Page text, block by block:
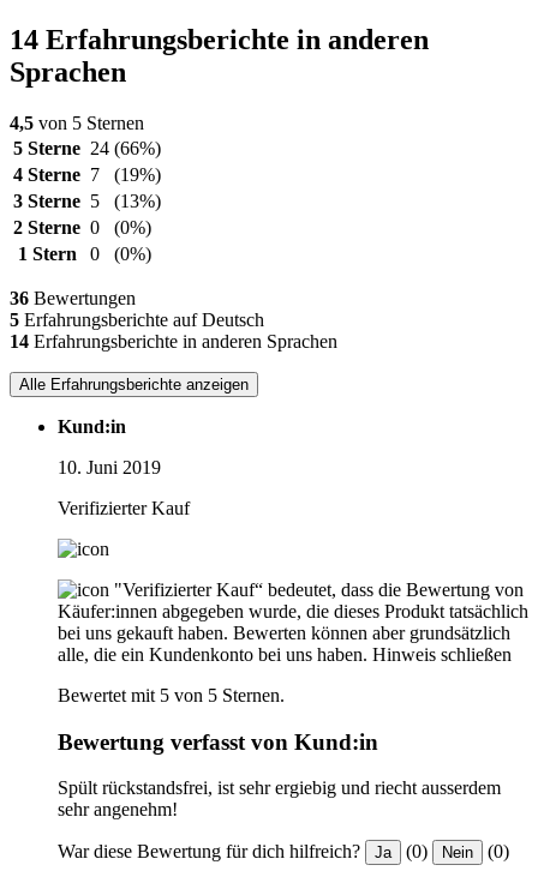
14 Erfahrungsberichte in anderen
Sprachen
4,5 von 5 Sternen
5 Sterne 24 (66%)
4 Sterne 7
(19%)
3 Sterne 5
(13%)
2 Sterne 0
(0%)
1 Stern
0 (0%)
36 Bewertungen
5 Erfahrungsberichte auf Deutsch
14 Erfahrungsberichte in anderen Sprachen
Alle Erfahrungsberichte anzeigen
Kund:in
10. Juni 2019
Verifizierter Kauf
"Verifizierter Kauf“ bedeutet, dass die Bewertung von
Käufer:innen abgegeben wurde, die dieses Produkt tatsächlich
bei uns gekauft haben. Bewerten können aber grundsätzlich
alle, die ein Kundenkonto bei uns haben. Hinweis schließen
Bewertet mit 5 von 5 Sternen.
Bewertung verfasst von Kund:in
Spült rückstandsfrei, ist sehr ergiebig und riecht ausserdem
sehr angenehm!
War diese Bewertung für dich hilfreich? Ja (0) Nein (0)